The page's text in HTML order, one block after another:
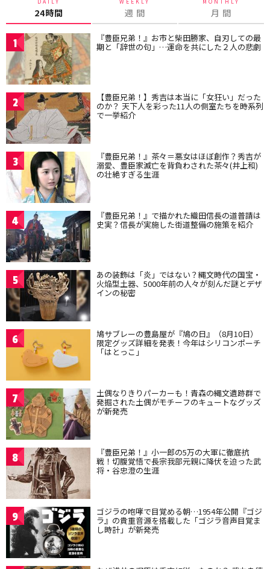
24時間 週 間 月 間
1 『豊臣兄弟！』お市と柴田勝家、自刃しての最
期と「辞世の句」…運命を共にした２人の悲劇
2 【豊臣兄弟！】秀吉は本当に「女狂い」だった
のか？ 天下人を彩った11人の側室たちを時系列
で一挙紹介
3 『豊臣兄弟！』茶々＝悪女はほぼ創作？秀吉が
溺愛、豊臣家滅亡を背負わされた茶々(井上和)
の壮絶すぎる生涯
4 『豊臣兄弟！』で描かれた織田信長の道普請は
史実？信長が実施した街道整備の施策を紹介
5 あの装飾は「炎」ではない？縄文時代の国宝・
火焔型土器、5000年前の人々が刻んだ謎とデザ
インの秘密
6 鳩サブレーの豊島屋が『鳩の日』（8月10日）
限定グッズ詳細を発表！今年はシリコンポーチ
「はとっこ」
7 土偶なりきりパーカーも！青森の縄文遺跡群で
発掘された土偶がモチーフのキュートなグッズ
が新発売
8 『豊臣兄弟！』小一郎の5万の大軍に徹底抗
戦！切腹覚悟で長宗我部元親に降伏を迫った武
将・谷忠澄の生涯
9 ゴジラの咆哮で目覚める朝…1954年公開『ゴジ
ラ』の貴重音源を搭載した「ゴジラ音声目覚ま
し時計」が新発売